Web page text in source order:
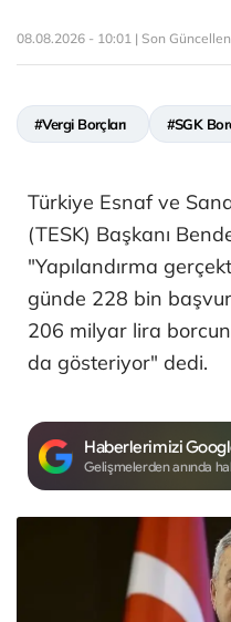
08.08.2026 - 10:01 | Son
#Vergi Borçları #SGK
Türkiye Esnaf ve
(TESK) Başkanı
"Yapılandırma
günde 228 bin
206 milyar lira borcun
da gösteriyor" dedi.
Haberlerimizi
Gelişmelerden anında